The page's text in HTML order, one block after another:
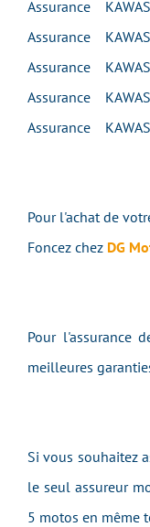
Assurance
Assurance
Assurance
Assurance
Assurance
Pour l'achat de
Foncez chez DG
Pour l'assurance
meilleures
Si vous souhaitez
le seul assureur
5 motos en même